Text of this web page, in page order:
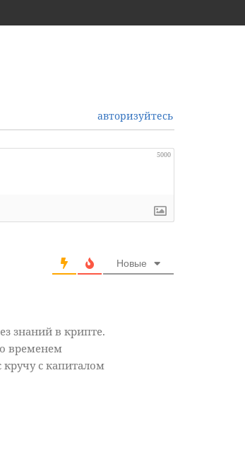
авторизуйтесь
5000
Новые
знаний в крипте.
временем
кручу с капиталом